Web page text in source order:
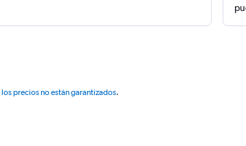
los precios no están garantizados.